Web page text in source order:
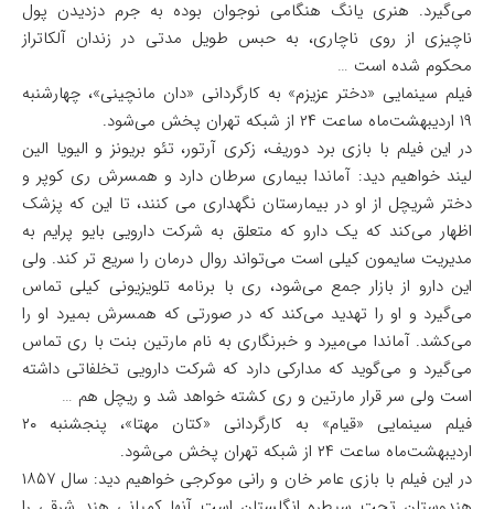
می‌گیرد. هنری یانگ هنگامی نوجوان بوده به جرم دزدیدن پول
ناچیزی از روی ناچاری، به حبس طویل مدتی در زندان آلکاتراز
محکوم شده است …
فیلم سینمایی «دختر عزیزم» به کارگردانی «دان مانچینی»، چهارشنبه
۱۹ اردیبهشت‌ماه ساعت ۲۴ از شبکه تهران پخش می‌شود.
در این فیلم با بازی برد دوریف، زکری آرتور، تئو بریونز و الیویا الین
لیند خواهیم دید: آماندا بیماری سرطان دارد و همسرش ری کوپر و
دختر شریچل از او در بیمارستان نگهداری می کنند، تا این که پزشک
اظهار می‌کند که یک دارو که متعلق به شرکت دارویی بایو پرایم به
مدیریت سایمون کیلی است می‌تواند روال درمان را سریع تر کند. ولی
این دارو از بازار جمع می‌شود، ری با برنامه تلویزیونی کیلی تماس
می‌گیرد و او را تهدید می‌کند که در صورتی که همسرش بمیرد او را
می‌کشد. آماندا می‌میرد و خبرنگاری به نام مارتین بنت با ری تماس
می‌گیرد و می‌گوید که مدارکی دارد که شرکت دارویی تخلفاتی داشته
است ولی سر قرار مارتین و ری کشته خواهد شد و ریچل هم …
فیلم سینمایی «قیام» به کارگردانی «کتان مهتا»، پنجشنبه ۲۰
اردیبهشت‌ماه ساعت ۲۴ از شبکه تهران پخش می‌شود.
در این فیلم با بازی عامر خان و رانی موکرجی خواهیم دید: سال ۱۸۵۷